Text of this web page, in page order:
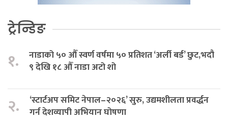
ट्रेन्डिङ
१.
नाडाको ५० औँ स्वर्ण वर्षमा ५० प्रतिशत ‘अर्ली बर्ड’ छुट,भदौ
९ देखि १८ औँ नाडा अटो शो
२.
‘स्टार्टअप समिट नेपाल–२०२६’ सुरु, उद्यमशीलता प्रवर्द्धन
गर्न देशव्यापी अभियान घोषणा